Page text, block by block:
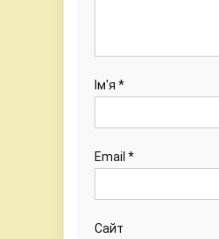
Ім'я *
Email *
Сайт